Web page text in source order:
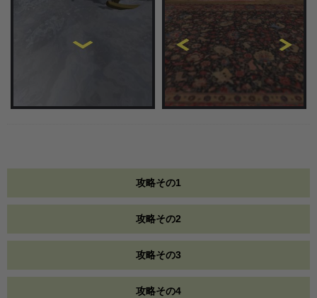
攻略その1
攻略その2
攻略その3
攻略その4